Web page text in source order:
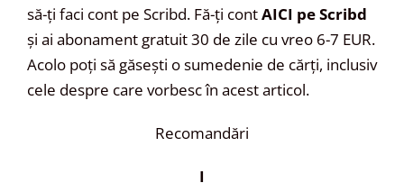
să-ți faci cont pe Scribd. Fă-ți contAICI pe Scribd
și ai abonament gratuit 30 de zile cu vreo 6-7 EUR.
Acolo poți să găsești o sumedenie de cărți, inclusiv
cele despre care vorbesc în acest articol.
Recomandări
I